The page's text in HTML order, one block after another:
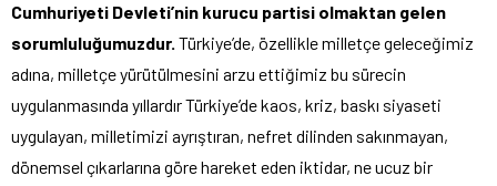
Cumhuriyeti Devleti’nin kurucu partisi olmaktan gelen
sorumluluğumuzdur. Türkiye’de, özellikle milletçe geleceğimiz
adına, milletçe yürütülmesini arzu ettiğimiz bu sürecin
uygulanmasında yıllardır Türkiye’de kaos, kriz, baskı siyaseti
uygulayan, milletimizi ayrıştıran, nefret dilinden sakınmayan,
dönemsel çıkarlarına göre hareket eden iktidar, ne ucuz bir